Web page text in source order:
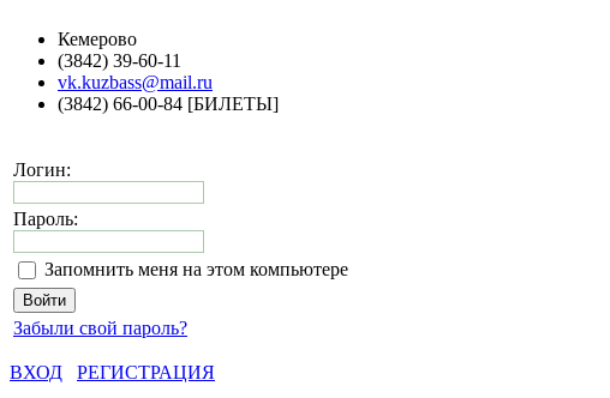
Кемерово
(3842) 39-60-11
vk.kuzbass@mail.ru
(3842) 66-00-84 [БИЛЕТЫ]
Логин:
Пароль:
Запомнить меня на этом компьютере
Забыли свой пароль?
ВХОД
РЕГИСТРАЦИЯ